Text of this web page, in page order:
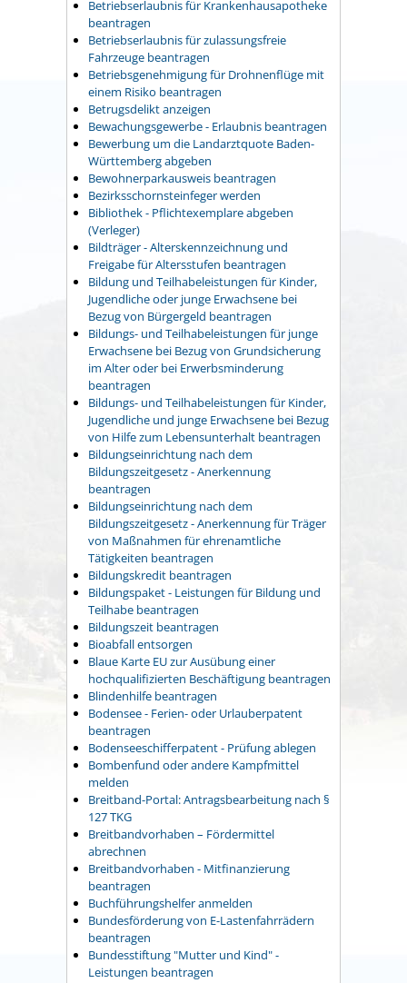
Betriebserlaubnis für Krankenhausapotheke
beantragen
Betriebserlaubnis für zulassungsfreie
Fahrzeuge beantragen
Betriebsgenehmigung für Drohnenflüge mit
einem Risiko beantragen
Betrugsdelikt anzeigen
Bewachungsgewerbe - Erlaubnis beantragen
Bewerbung um die Landarztquote Baden-
Württemberg abgeben
Bewohnerparkausweis beantragen
Bezirksschornsteinfeger werden
Bibliothek - Pflichtexemplare abgeben
(Verleger)
Bildträger - Alterskennzeichnung und
Freigabe für Altersstufen beantragen
Bildung und Teilhabeleistungen für Kinder,
Jugendliche oder junge Erwachsene bei
Bezug von Bürgergeld beantragen
Bildungs- und Teilhabeleistungen für junge
Erwachsene bei Bezug von Grundsicherung
im Alter oder bei Erwerbsminderung
beantragen
Bildungs- und Teilhabeleistungen für Kinder,
Jugendliche und junge Erwachsene bei Bezug
von Hilfe zum Lebensunterhalt beantragen
Bildungseinrichtung nach dem
Bildungszeitgesetz - Anerkennung
beantragen
Bildungseinrichtung nach dem
Bildungszeitgesetz - Anerkennung für Träger
von Maßnahmen für ehrenamtliche
Tätigkeiten beantragen
Bildungskredit beantragen
Bildungspaket - Leistungen für Bildung und
Teilhabe beantragen
Bildungszeit beantragen
Bioabfall entsorgen
Blaue Karte EU zur Ausübung einer
hochqualifizierten Beschäftigung beantragen
Blindenhilfe beantragen
Bodensee - Ferien- oder Urlauberpatent
beantragen
Bodenseeschifferpatent - Prüfung ablegen
Bombenfund oder andere Kampfmittel
melden
Breitband-Portal: Antragsbearbeitung nach §
127 TKG
Breitbandvorhaben – Fördermittel
abrechnen
Breitbandvorhaben - Mitfinanzierung
beantragen
Buchführungshelfer anmelden
Bundesförderung von E-Lastenfahrrädern
beantragen
Bundesstiftung "Mutter und Kind" -
Leistungen beantragen